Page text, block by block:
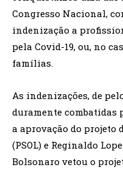
Congresso Nacional,
indenização a
pela Covid-19, ou, no
famílias.
As indenizações, de
duramente combatidas
a aprovação do projeto
(PSOL) e Reginaldo
Bolsonaro vetou o